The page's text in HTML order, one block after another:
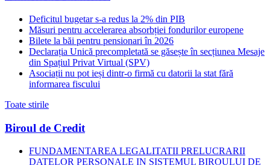
Deficitul bugetar s-a redus la 2% din PIB
Măsuri pentru accelerarea absorbției fondurilor europene
Bilete la băi pentru pensionari în 2026
Declarația Unică precompletată se găsește în secțiunea Mesaje
din Spațiul Privat Virtual (SPV)
Asociații nu pot ieși dintr-o firmă cu datorii la stat fără
informarea fiscului
Toate stirile
Biroul de Credit
FUNDAMENTAREA LEGALITATII PRELUCRARII
DATELOR PERSONALE IN SISTEMUL BIROULUI DE